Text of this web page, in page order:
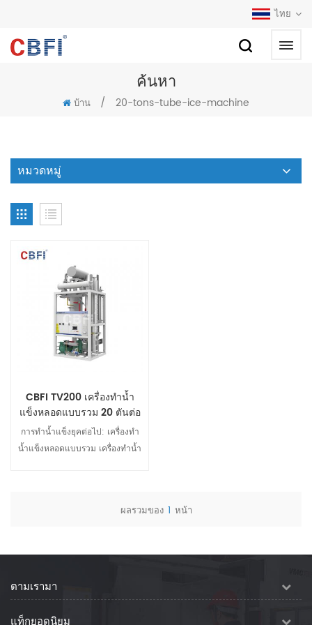
ไทย
ค้นหา
บ้าน / 20-tons-tube-ice-machine
หมวดหมู่
CBFI TV200 เครื่องทำน้ำ
แข็งหลอดแบบรวม 20 ตันต่อ
วัน
การทำน้ำแข็งยุคต่อไป: เครื่องทำ
น้ำแข็งหลอดแบบรวม เครื่องทำน้ำ
เฉพาะสำหรับสภาพแวดล้อมการ
ควบคุมอัจฉริยะ ซึ่งช่วยให้สามารถ
ผลิตก้อนน้ำแข็งบริโภคได้อย่าง
รวดเร็วและมีประสิทธิภาพ ขณะ
ผลรวมของ 1 หน้า
ตามเรามา